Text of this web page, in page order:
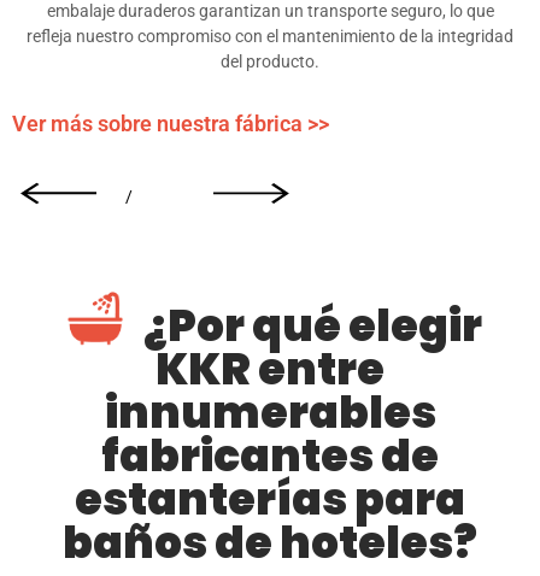
embalaje duraderos garantizan un transporte seguro, lo que
refleja nuestro compromiso con el mantenimiento de la integridad
del producto.
Ver más sobre nuestra fábrica >>
/
¿Por qué elegir
KKR entre
innumerables
fabricantes de
estanterías para
baños de hoteles?